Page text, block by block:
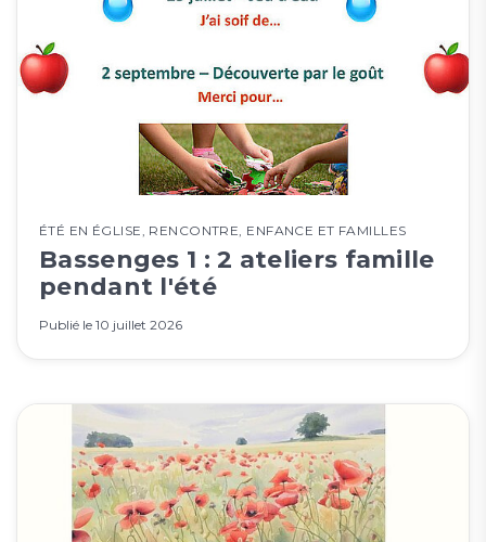
ÉTÉ EN ÉGLISE, RENCONTRE, ENFANCE ET FAMILLES
Bassenges 1 : 2 ateliers famille
pendant l'été
Publié le 10 juillet 2026